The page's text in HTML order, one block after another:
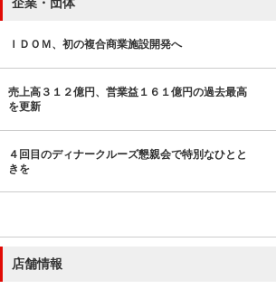
ＩＤＯＭ、初の複合商業施設開発へ
売上高３１２億円、営業益１６１億円の過去最高
を更新
４回目のディナークルーズ懇親会で特別なひとと
きを
店舗情報